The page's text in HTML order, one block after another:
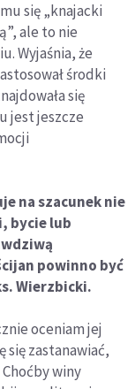
się „knajacki
ale to nie
Wyjaśnia, że
środki
się
jest jeszcze
na szacunek nie
bycie lub
powinno być
Wierzbicki.
oceniam jej
się zastanawiać,
winy